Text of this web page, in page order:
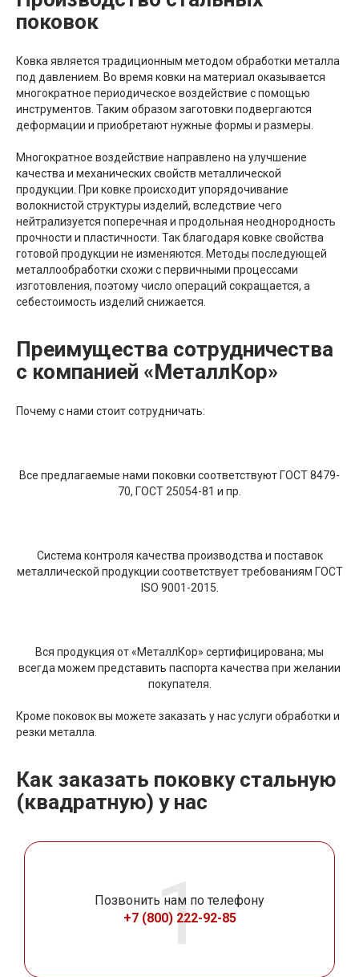
поковок
Ковка является традиционным методом обработки металла
под давлением. Во время ковки на материал оказывается
многократное периодическое воздействие с помощью
инструментов. Таким образом заготовки подвергаются
деформации и приобретают нужные формы и размеры.
Многократное воздействие направлено на улучшение
качества и механических свойств металлической
продукции. При ковке происходит упорядочивание
волокнистой структуры изделий, вследствие чего
нейтрализуется поперечная и продольная неоднородность
прочности и пластичности. Так благодаря ковке свойства
готовой продукции не изменяются. Методы последующей
металлообработки схожи с первичными процессами
изготовления, поэтому число операций сокращается, а
себестоимость изделий снижается.
Преимущества сотрудничества
с компанией «МеталлКор»
Почему с нами стоит сотрудничать:
Все предлагаемые нами поковки соответствуют ГОСТ 8479-
70, ГОСТ 25054-81 и пр.
Система контроля качества производства и поставок
металлической продукции соответствует требованиям ГОСТ
ISO 9001-2015.
Вся продукция от «МеталлКор» сертифицирована; мы
всегда можем представить паспорта качества при желании
покупателя.
Кроме поковок вы можете заказать у нас услуги обработки и
резки металла.
Как заказать поковку стальную
(квадратную) у нас
Позвонить нам по телефону
+7 (800) 222-92-85